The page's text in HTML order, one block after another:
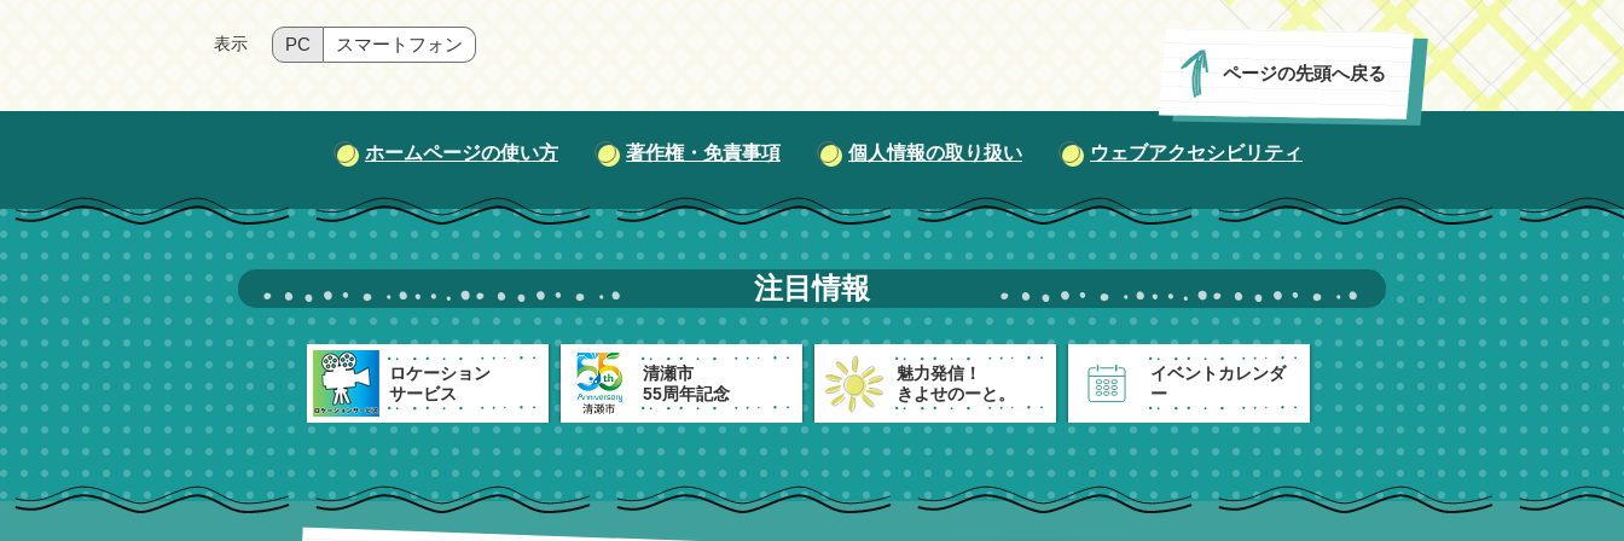
ページの先頭へ戻る
表示 PC スマートフォン
ホームページの使い方 著作権・免責事項 個人情報の取り扱い ウェブアクセシビリティ
注目情報
ロケーション
サービス
清瀬市
55周年記念
魅力発信！
きよせのーと。
イベントカレンダ
ー